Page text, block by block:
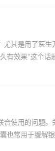
其是用了医
有效果”这个话
使用的问题
也常用于缓解